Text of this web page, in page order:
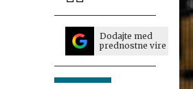
Dodajte med
prednostne vire